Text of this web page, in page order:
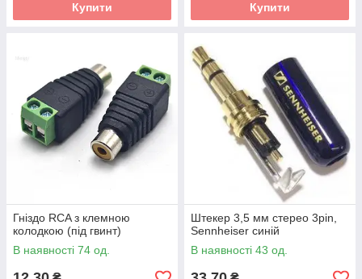
Купити Купити
Гніздо RCA з клемною
колодкою (під гвинт)
В наявності 74 од.
Штекер 3,5 мм стерео 3pin,
Sennheiser синій
В наявності 43 од.